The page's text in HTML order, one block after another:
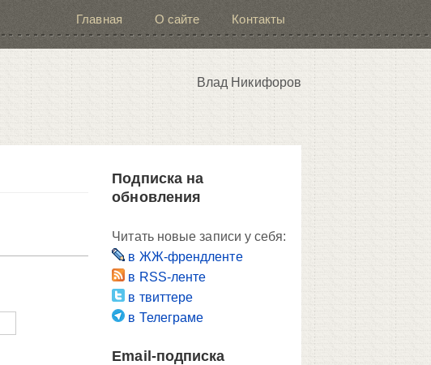
Главная О сайте Контакты
Влад Никифоров
Подписка на
обновления
Читать новые записи у себя:
в ЖЖ-френдленте
в RSS-ленте
в твиттере
в Телеграме
Email-подписка